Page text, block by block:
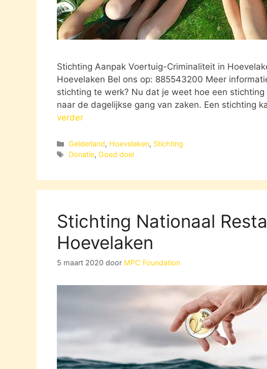
Stichting Aanpak Voertuig-Criminaliteit in
Hoevelaken Bel ons op: 885543200 Meer
stichting te werk? Nu dat je weet hoe een
naar de dagelijkse gang van zaken. Een stichting
verder
Categorieën
Gelderland, Hoevelaken, Stichting
Tags
Donatie,Goed doel
Stichting Nationaal
Hoevelaken
5 maart 2020 door MPC Foundation